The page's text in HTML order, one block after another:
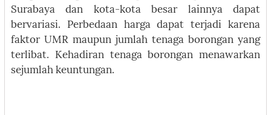
Surabaya dan kota-kota besar lainnya dapat
bervariasi. Perbedaan harga dapat terjadi karena
faktor UMR maupun jumlah tenaga borongan yang
terlibat. Kehadiran tenaga borongan menawarkan
sejumlah keuntungan.